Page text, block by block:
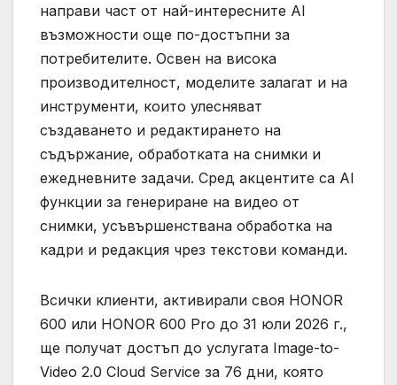
направи част от най-интересните AI
възможности още по-достъпни за
потребителите. Освен на висока
производителност, моделите залагат и на
инструменти, които улесняват
създаването и редактирането на
съдържание, обработката на снимки и
ежедневните задачи. Сред акцентите са AI
функции за генериране на видео от
снимки, усъвършенствана обработка на
кадри и редакция чрез текстови команди.
Всички клиенти, активирали своя HONOR
600 или HONOR 600 Pro до 31 юли 2026 г.,
ще получат достъп до услугата Image-to-
Video 2.0 Cloud Service за 76 дни, която